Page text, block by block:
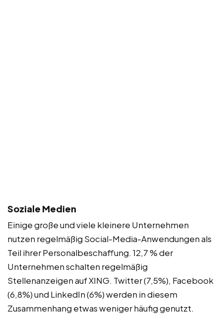
Soziale Medien
Einige große und viele kleinere Unternehmen
nutzen regelmäßig Social-Media-Anwendungen als
Teil ihrer Personalbeschaffung. 12,7 % der
Unternehmen schalten regelmäßig
Stellenanzeigen auf XING. Twitter (7,5%), Facebook
(6,8%) und LinkedIn (6%) werden in diesem
Zusammenhang etwas weniger häufig genutzt.